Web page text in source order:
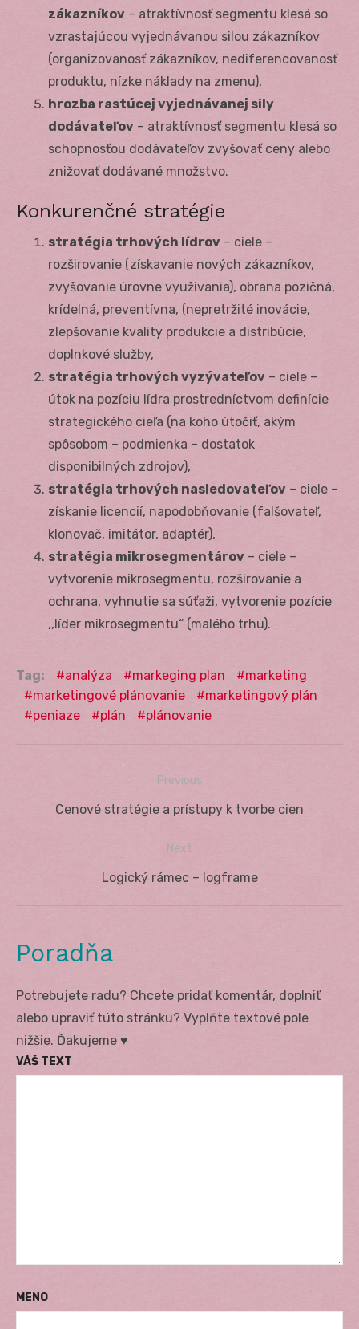
zákazníkov – atraktívnosť segmentu klesá so
vzrastajúcou vyjednávanou silou zákazníkov
(organizovanosť zákazníkov, nediferencovanosť
produktu, nízke náklady na zmenu),
hrozba rastúcej vyjednávanej sily
dodávateľov – atraktívnosť segmentu klesá so
schopnosťou dodávateľov zvyšovať ceny alebo
znižovať dodávané množstvo.
Konkurenčné stratégie
stratégia trhových lídrov – ciele –
rozširovanie (získavanie nových zákazníkov,
zvyšovanie úrovne využívania), obrana pozičná,
krídelná, preventívna, (nepretržité inovácie,
zlepšovanie kvality produkcie a distribúcie,
doplnkové služby,
stratégia trhových vyzývateľov – ciele –
útok na pozíciu lídra prostredníctvom definície
strategického cieľa (na koho útočiť, akým
spôsobom – podmienka – dostatok
disponibilných zdrojov),
stratégia trhových nasledovateľov – ciele –
získanie licencií, napodobňovanie (falšovateľ,
klonovač, imitátor, adaptér),
stratégia mikrosegmentárov – ciele –
vytvorenie mikrosegmentu, rozširovanie a
ochrana, vyhnutie sa súťaži, vytvorenie pozície
,,líder mikrosegmentu“ (malého trhu).
Tag: analýza markeging plan
marketing
marketingové plánovanie
marketingový plán
peniaze
plán plánovanie
Navigácia
Previous
Previous
Cenové stratégie a prístupy k tvorbe cien
Next
Next
Logický rámec – logframe
Poradňa
Potrebujete radu? Chcete pridať komentár, doplniť
alebo upraviť túto stránku? Vyplňte textové pole
nižšie. Ďakujeme ♥
VÁŠ TEXT
MENO